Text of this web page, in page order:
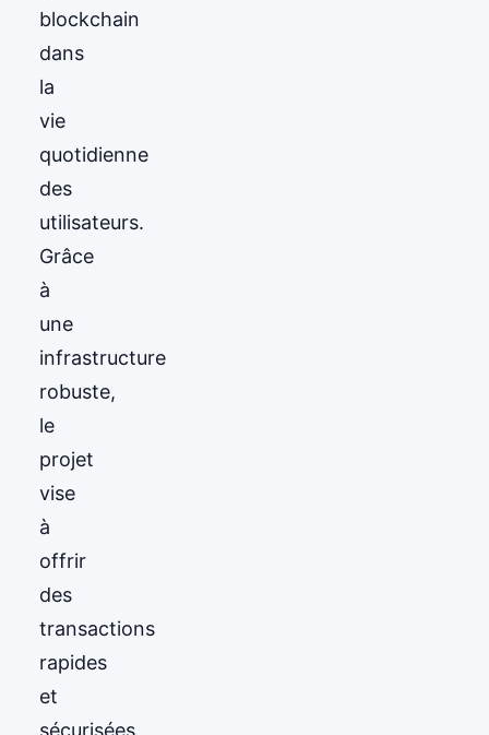
blockchain
dans
la
vie
quotidienne
des
utilisateurs.
Grâce
à
une
infrastructure
robuste,
le
projet
vise
à
offrir
des
transactions
rapides
et
sécurisées